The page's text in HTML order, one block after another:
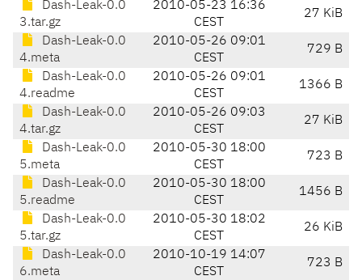
Dash-Leak-0.0
3.tar.gz
2010-05-23 16:36
CEST
27 KiB
Dash-Leak-0.0
4.meta
2010-05-26 09:01
CEST
729 B
Dash-Leak-0.0
4.readme
2010-05-26 09:01
CEST
1366 B
Dash-Leak-0.0
4.tar.gz
2010-05-26 09:03
CEST
27 KiB
Dash-Leak-0.0
5.meta
2010-05-30 18:00
CEST
723 B
Dash-Leak-0.0
5.readme
2010-05-30 18:00
CEST
1456 B
Dash-Leak-0.0
5.tar.gz
2010-05-30 18:02
CEST
26 KiB
Dash-Leak-0.0
6.meta
2010-10-19 14:07
CEST
723 B